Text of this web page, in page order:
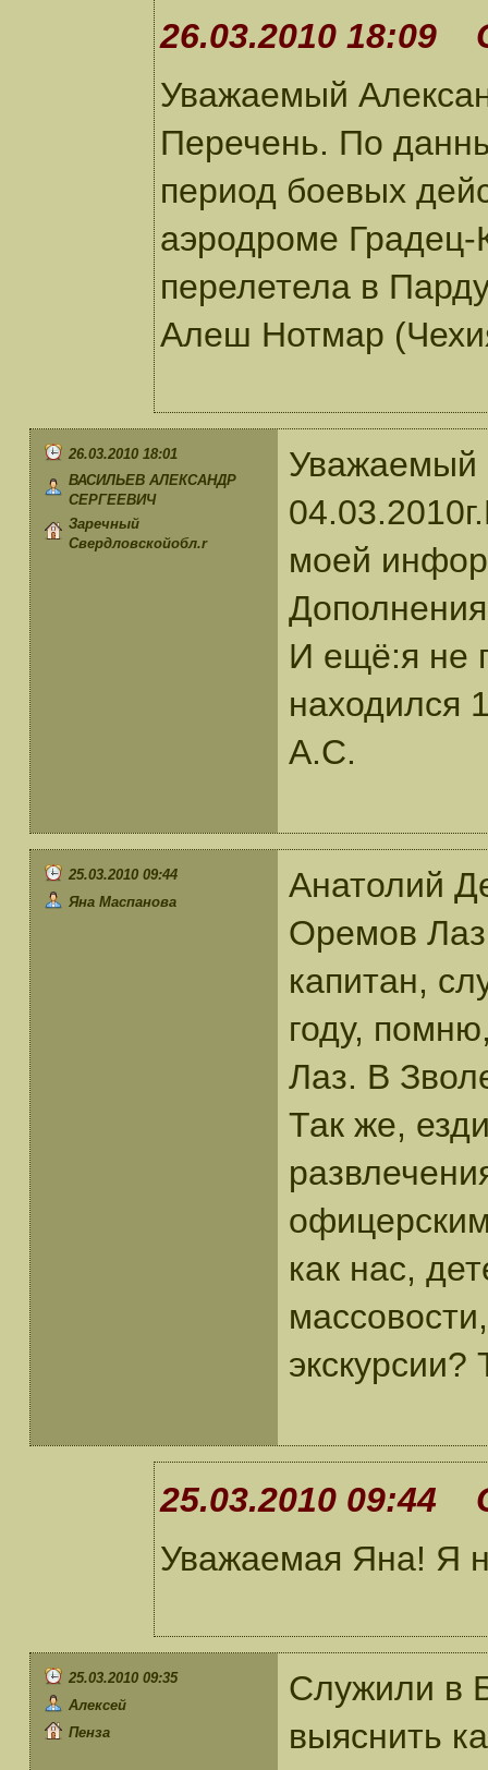
26.03.2010 18:09
Уважаемый
Перечень. По
период боевых
аэродроме Градец-
перелетела в
Алеш Нотмар
26.03.2010 18:01
ВАСИЛЬЕВ АЛЕКСАНДР
СЕРГЕЕВИЧ
Заречный
Свердловскойобл.r
Уважаемый
моей
И ещё:я не
находился
А.С.
25.03.2010 09:44
Яна Маспанова
Анатолий
Оремов
капитан,
году,
Лаз. В
Так же,
как нас,
25.03.2010 09:44
Уважаемая Яна! Я
25.03.2010 09:35
Алексей
Пенза
Служили в
выяснить